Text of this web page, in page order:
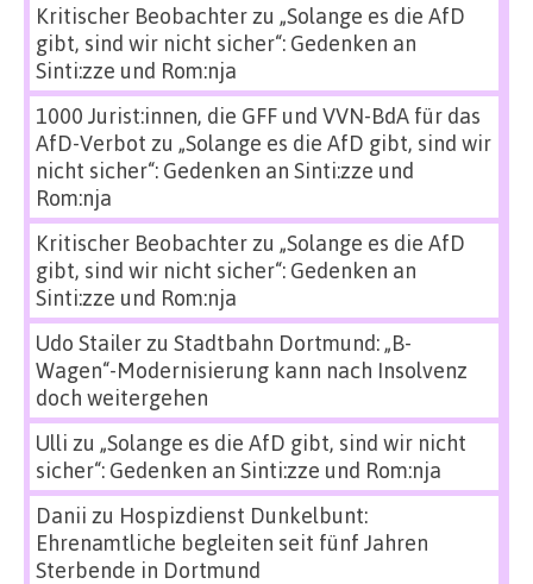
Kritischer Beobachterzu „Solange es die AfD
gibt, sind wir nicht sicher“: Gedenken an
Sinti:zze und Rom:nja
1000 Jurist:innen, die GFF und VVN-BdA für das
AfD-Verbot zu „Solange es die AfD gibt, sind wir
nicht sicher“: Gedenken an Sinti:zze und
Rom:nja
Kritischer Beobachterzu „Solange es die AfD
gibt, sind wir nicht sicher“: Gedenken an
Sinti:zze und Rom:nja
Udo Stailerzu Stadtbahn Dortmund: „B-
Wagen“-Modernisierung kann nach Insolvenz
doch weitergehen
Ulli zu „Solange es die AfD gibt, sind wir nicht
sicher“: Gedenken an Sinti:zze und Rom:nja
Danii zu Hospizdienst Dunkelbunt:
Ehrenamtliche begleiten seit fünf Jahren
Sterbende in Dortmund